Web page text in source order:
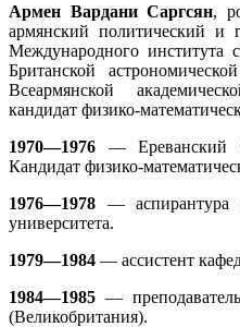
Армен Вардани Саргсян,
армянский политический и
Международного института
Британской
Всеармянской
кандидат физико-
1970—1976 — Ереванский
Кандидат физико-
1976—1978 — аспирантура
университета.
1979—1984 — ассистент
1984—1985 —
(Великобритания).